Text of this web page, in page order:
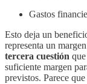
Gastos
Esto deja un
representa un
tercera cuestión
suficiente margen
previstos. Parece